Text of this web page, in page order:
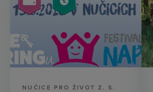
NUČICE PRO ŽIVOT Z. S.